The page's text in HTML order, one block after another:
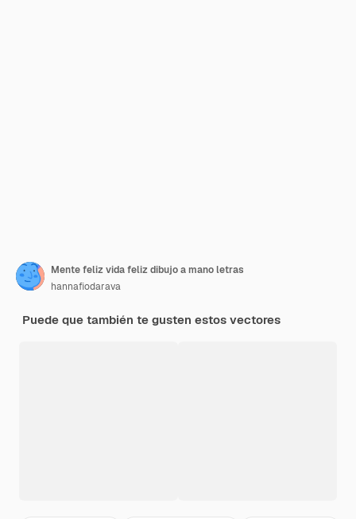
Mente feliz vida feliz dibujo a mano letras
hannafiodarava
Puede que también te gusten estos vectores